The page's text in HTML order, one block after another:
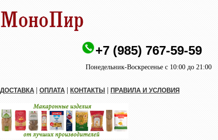
+7 (985) 767-59-59
Понедельник-Воскресенье с 10:00 до 21:00
ДОСТАВКА | ОПЛАТА | КОНТАКТЫ | ПРАВИЛА И УСЛОВИЯ